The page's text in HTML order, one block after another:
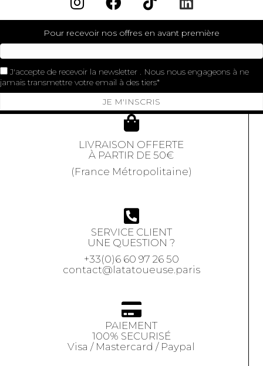
Pour recevoir nos offres en avant première
J'accepte de recevoir la newsletter . Nous nous engageons à ne
jamais transmettre votre email à des tiers
JE M'INSCRIS
LIVRAISON OFFERTE
À PARTIR DE 50€
(France Métropolitaine)
SERVICE CLIENT
UNE QUESTION ?
+33(0)6 60 97 26 50
contact@latatoueuse.paris
PAIEMENT
100% SECURISÉ
Visa / Mastercard / Paypal